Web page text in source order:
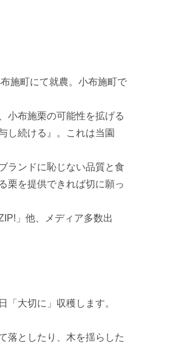
施町にて就農。小布施町で
小布施栗の可能性を拡げる
し続ける』。これは当園
ランドに恥じない品質と食
栗を提供できれば切に願っ
」他、メディア多数出
大切に」収穫します。
落としたり、木を揺らした